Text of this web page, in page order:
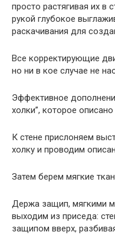
просто растягивая их в
рукой глубокое
раскачивания для
Все корректирующие
но ни в кое случае не
Эффективное
холки”, которое
К стене прислоняем
холку и проводим
Затем берем мягкие
Держа защип, мягкими
выходим из приседа:
защипом вверх,